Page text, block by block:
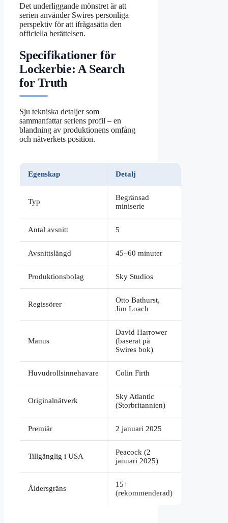
Det underliggande mönstret är att
serien använder Swires personliga
perspektiv för att ifrågasätta den
officiella berättelsen.
Specifikationer för
Lockerbie: A Search
for Truth
Sju tekniska detaljer som
sammanfattar seriens profil – en
blandning av produktionens omfång
och nätverkets position.
Egenskap Detalj
Typ
Begränsad
miniserie
Antal avsnitt 5
Avsnittslängd 45–60 minuter
Produktionsbolag Sky Studios
Regissörer
Otto Bathurst,
Jim Loach
Manus
David Harrower
(baserat på
Swires bok)
Huvudrollsinnehavare Colin Firth
Originalnätverk
Sky Atlantic
(Storbritannien)
Premiär 2 januari 2025
Tillgänglig i USA
Peacock (2
januari 2025)
Åldersgräns
15+
(rekommenderad)